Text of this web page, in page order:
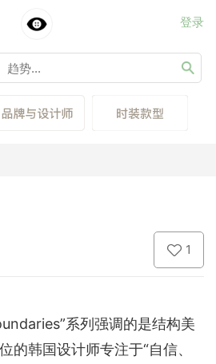
登录
1
系列强调的是结构美
韩国设计师专注于“自信、